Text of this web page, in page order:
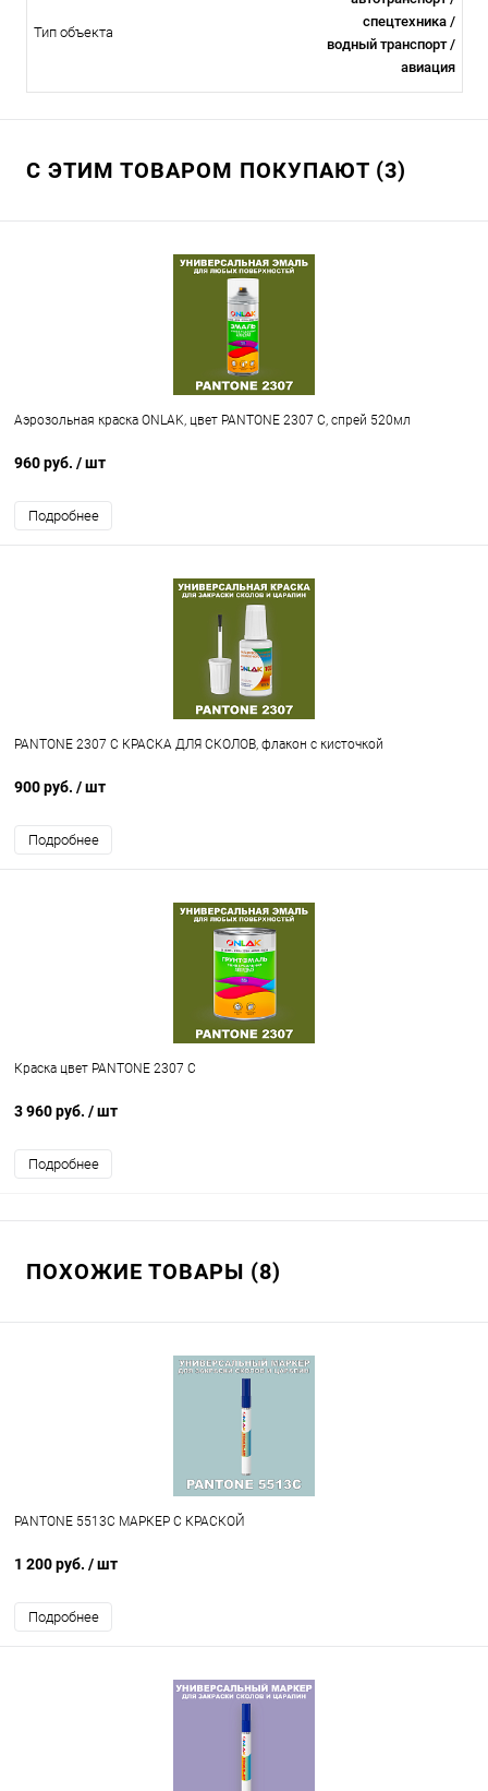
Тип объекта
спецтехника /
водный транспорт /
авиация
С ЭТИМ ТОВАРОМ ПОКУПАЮТ (3)
Аэрозольная краска ONLAK, цвет PANTONE 2307 C, спрей 520мл
960 руб. / шт
Подробнее
PANTONE 2307 C КРАСКА ДЛЯ СКОЛОВ, флакон с кисточкой
900 руб. / шт
Подробнее
Краска цвет PANTONE 2307 C
3 960 руб. / шт
Подробнее
ПОХОЖИЕ ТОВАРЫ (8)
PANTONE 5513C МАРКЕР С КРАСКОЙ
1 200 руб. / шт
Подробнее